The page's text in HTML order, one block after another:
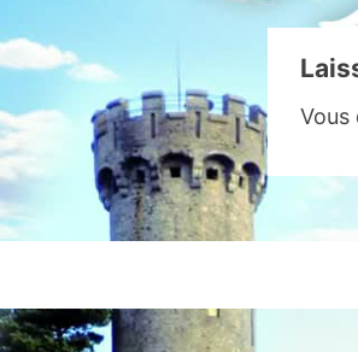
Vous